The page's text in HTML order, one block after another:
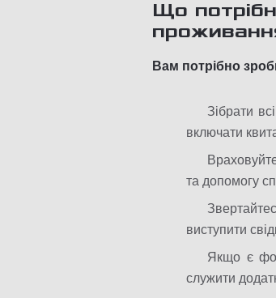
Що
Вам потрібно
Зібрати
включати
та допомогу
виступити
Якщо є
служити